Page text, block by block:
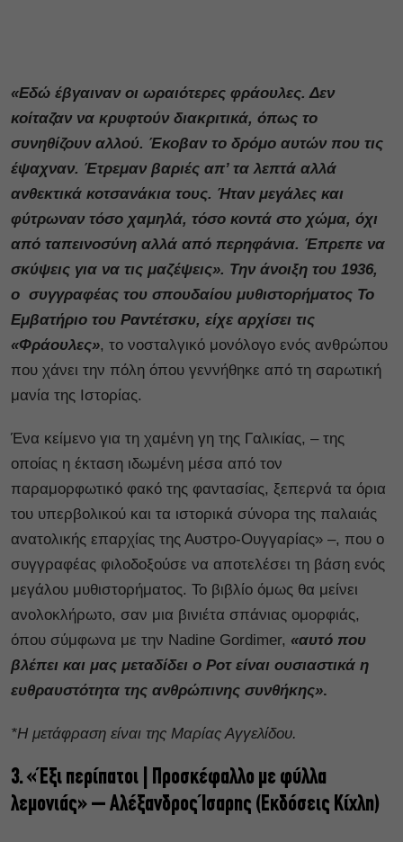
«Εδώ έβγαιναν οι ωραιότερες φράουλες. Δεν
κοίταζαν να κρυφτούν διακριτικά, όπως το
συνηθίζουν αλλού. Έκοβαν το δρόμο αυτών που τις
έψαχναν. Έτρεμαν βαριές απ’ τα λεπτά αλλά
ανθεκτικά κοτσανάκια τους. Ήταν μεγάλες και
φύτρωναν τόσο χαμηλά, τόσο κοντά στο χώμα, όχι
από ταπεινοσύνη αλλά από περηφάνια. Έπρεπε να
σκύψεις για να τις μαζέψεις». Την άνοιξη του 1936,
ο συγγραφέας του σπουδαίου μυθιστορήματος Το
Εμβατήριο του Ραντέτσκυ, είχε αρχίσει τις
«Φράουλες», το νοσταλγικό μονόλογο ενός ανθρώπου
που χάνει την πόλη όπου γεννήθηκε από τη σαρωτική
μανία της Ιστορίας.
Ένα κείμενο για τη χαμένη γη της Γαλικίας, – της
οποίας η έκταση ιδωμένη μέσα από τον
παραμορφωτικό φακό της φαντασίας, ξεπερνά τα όρια
του υπερβολικού και τα ιστορικά σύνορα της παλαιάς
ανατολικής επαρχίας της Αυστρο-Ουγγαρίας» –, που ο
συγγραφέας φιλοδοξούσε να αποτελέσει τη βάση ενός
μεγάλου μυθιστορήματος. Το βιβλίο όμως θα μείνει
ανολοκλήρωτο, σαν μια βινιέτα σπάνιας ομορφιάς,
όπου σύμφωνα με την Nadine Gordimer, «αυτό που
βλέπει και μας μεταδίδει ο Ροτ είναι ουσιαστικά η
ευθραυστότητα της ανθρώπινης συνθήκης».
*Η μετάφραση είναι της Μαρίας Αγγελίδου.
3. «Έξι περίπατοι | Προσκέφαλλο με φύλλα
λεμονιάς» – Αλέξανδρος Ίσαρης (Εκδόσεις Κίχλη)